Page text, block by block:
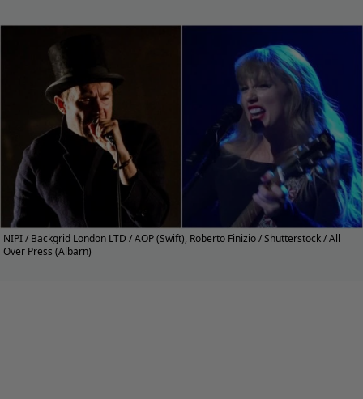
NIPI / Backgrid London LTD / AOP (Swift), Roberto Finizio / Shutterstock / All
Over Press (Albarn)